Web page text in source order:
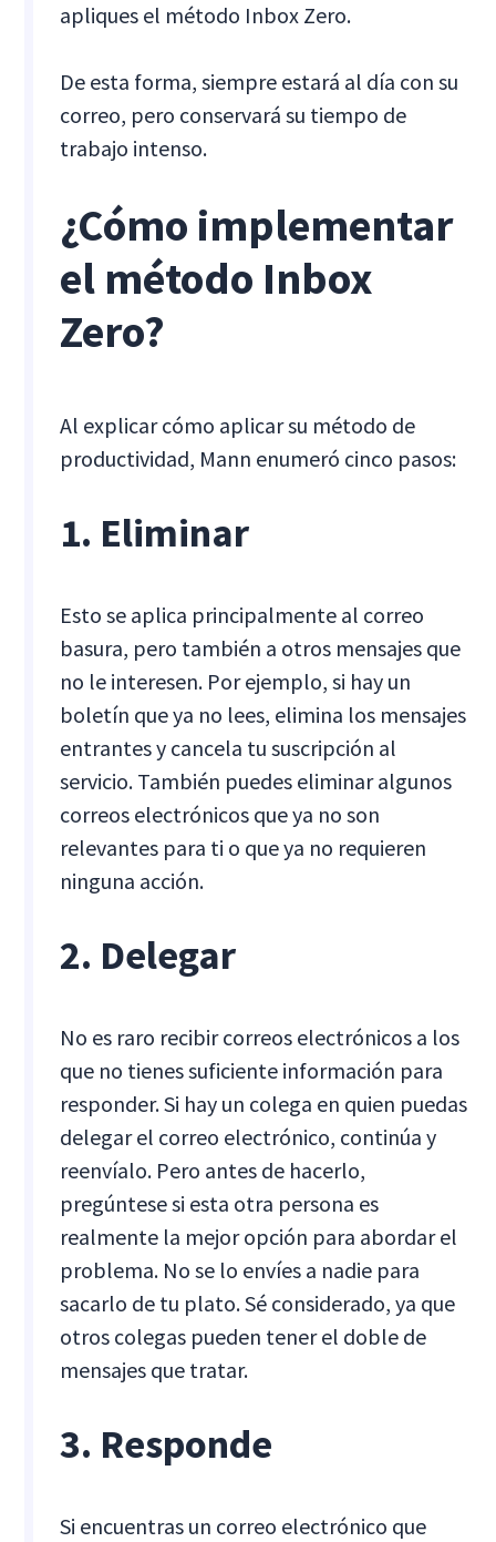
apliques el método Inbox Zero.
De esta forma, siempre estará al día con su
correo, pero conservará su tiempo de
trabajo intenso.
¿Cómo implementar
el método Inbox
Zero?
Al explicar cómo aplicar su método de
productividad, Mann enumeró cinco pasos:
1. Eliminar
Esto se aplica principalmente al correo
basura, pero también a otros mensajes que
no le interesen. Por ejemplo, si hay un
boletín que ya no lees, elimina los mensajes
entrantes y cancela tu suscripción al
servicio. También puedes eliminar algunos
correos electrónicos que ya no son
relevantes para ti o que ya no requieren
ninguna acción.
2. Delegar
No es raro recibir correos electrónicos a los
que no tienes suficiente información para
responder. Si hay un colega en quien puedas
delegar el correo electrónico, continúa y
reenvíalo. Pero antes de hacerlo,
pregúntese si esta otra persona es
realmente la mejor opción para abordar el
problema. No se lo envíes a nadie para
sacarlo de tu plato. Sé considerado, ya que
otros colegas pueden tener el doble de
mensajes que tratar.
3. Responde
Si encuentras un correo electrónico que